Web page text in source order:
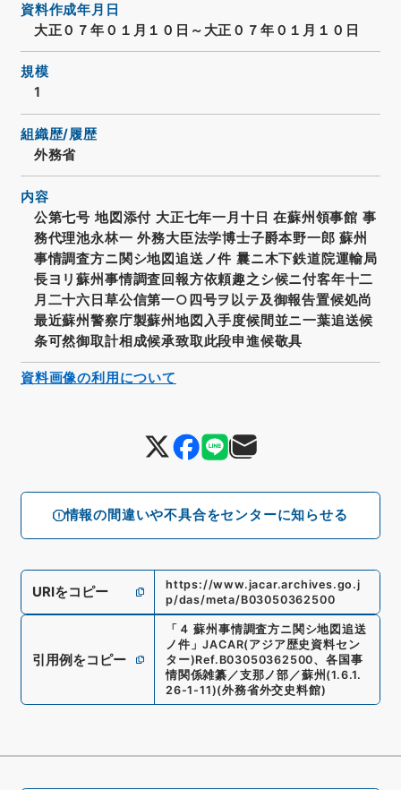
情報の間違いや不具合をセンターに知らせる
資料作成年月日
大正０７年０１月１０日～大正０７年０１月１０日
規模
1
組織歴/履歴
外務省
内容
公第七号 地図添付 大正七年一月十日 在蘇州領事館 事
務代理池永林一 外務大臣法学博士子爵本野一郎 蘇州
事情調査方ニ関シ地図追送ノ件 曩ニ木下鉄道院運輸局
長ヨリ蘇州事情調査回報方依頼趣之シ候ニ付客年十二
月二十六日草公信第一○四号ヲ以テ及御報告置候処尚
最近蘇州警察庁製蘇州地図入手度候間並ニ一葉追送候
条可然御取計相成候承致取此段申進候敬具
URIをコピー
https://www.jacar.archives.go.j
p/das/meta/B03050362500
引用例をコピー
「 ４ 蘇州事情調査方ニ関シ地図追送
ノ件 」JACAR(アジア歴史資料セン
ター)Ref. B03050362500、各国事
情関係雑纂／支那ノ部／蘇州 (1.6.1.
26-1-11)(外務省外交史料館)
資料画像の利用について